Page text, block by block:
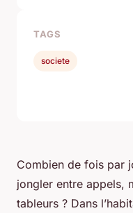
Combien de fois par
jongler entre appels,
tableurs ? Dans
TAGS
societe